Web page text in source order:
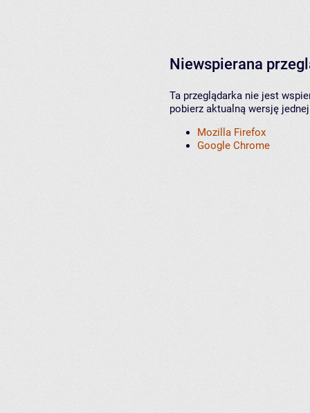
Niewspierana
Ta przeglądarka nie jest
pobierz aktualną wersję
Mozilla Firefox
Google Chrome